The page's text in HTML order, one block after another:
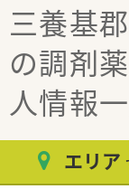
三養基
の調剤
人情報
エリア